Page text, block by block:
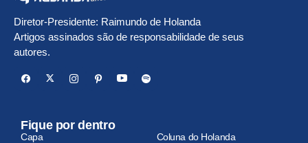
Diretor-Presidente: Raimundo de Holanda
Artigos assinados são de responsabilidade de seus
autores.
Fique por dentro
Capa
Coluna do Holanda